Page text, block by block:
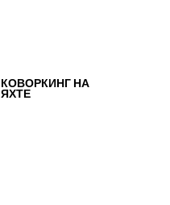
КОВОРКИНГ НА
ЯХТЕ